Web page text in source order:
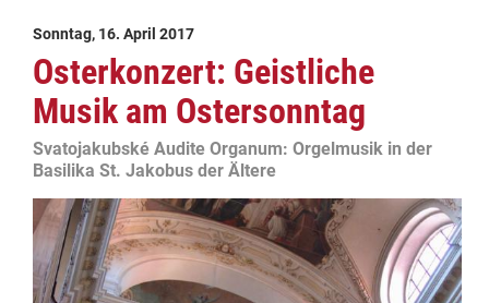
Sonntag, 16. April 2017
Osterkonzert: Geistliche
Musik am Ostersonntag
Svatojakubské Audite Organum: Orgelmusik in der
Basilika St. Jakobus der Ältere